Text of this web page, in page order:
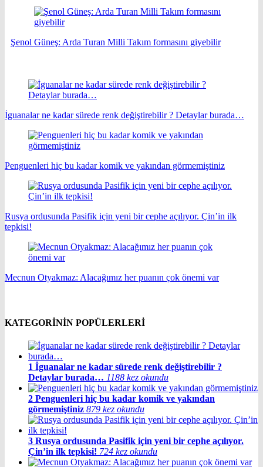
Şenol Güneş: Arda Turan Milli Takım formasını giyebilir
İguanalar ne kadar sürede renk değiştirebilir ? Detaylar burada…
Penguenleri hiç bu kadar komik ve yakından görmemiştiniz
Rusya ordusunda Pasifik için yeni bir cephe açılıyor. Çin’in ilk
tepkisi!
Mecnun Otyakmaz: Alacağımız her puanın çok önemi var
KATEGORİNİN POPÜLERLERİ
1 İguanalar ne kadar sürede renk değiştirebilir ?
Detaylar burada… 1188 kez okundu
2 Penguenleri hiç bu kadar komik ve yakından
görmemiştiniz 879 kez okundu
3 Rusya ordusunda Pasifik için yeni bir cephe açılıyor.
Çin’in ilk tepkisi! 724 kez okundu